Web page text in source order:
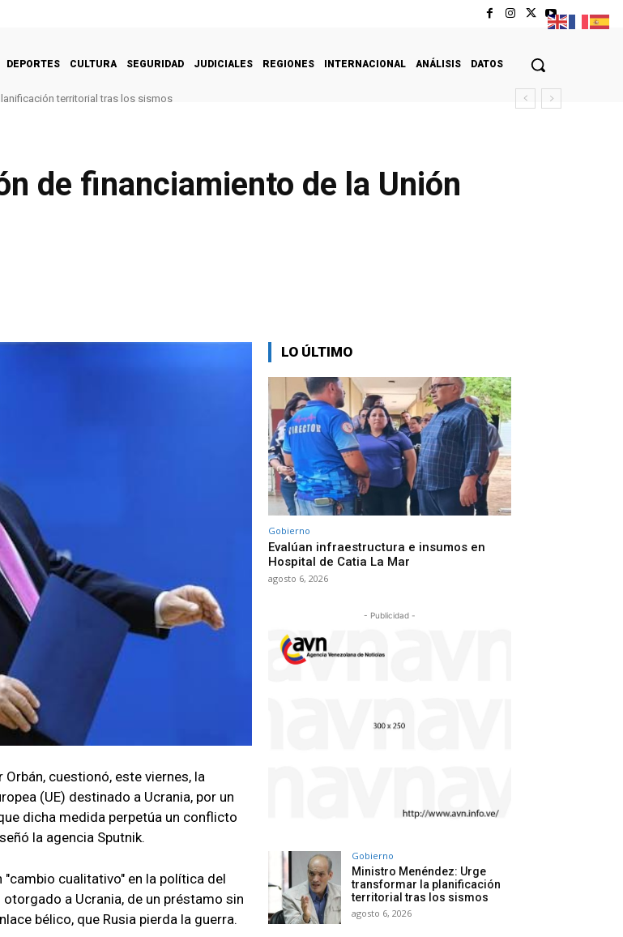
DEPORTES CULTURA SEGURIDAD JUDICIALES REGIONES INTERNACIONAL ANÁLISIS DATOS
territorial tras los sismos
de financiamiento de la Unión
cuestionó, este viernes, la
(UE) destinado a Ucrania, por un
dicha medida perpetúa un conflicto
la agencia Sputnik.
cualitativo" en la política del
a Ucrania, de un préstamo sin
bélico, que Rusia pierda la guerra.
LO ÚLTIMO
Gobierno
Evalúan infraestructura e insumos en
Hospital de Catia La Mar
agosto 6, 2026
- Publicidad -
Gobierno
Ministro Menéndez: Urge
transformar la planificación
territorial tras los sismos
agosto 6, 2026